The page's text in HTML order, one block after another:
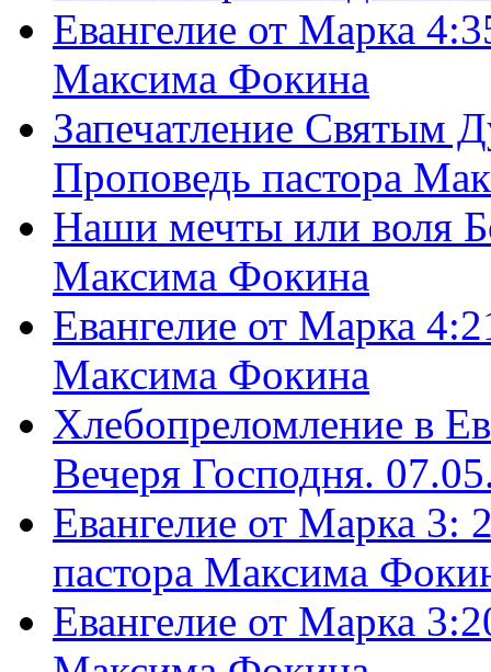
Евангелие от Марка
Максима Фокина
Запечатление Святым
Проповедь пастора
Наши мечты или воля
Максима Фокина
Евангелие от Марка
Максима Фокина
Хлебопреломление в
Вечеря Господня.
Евангелие от Марка 3:
пастора Максима
Евангелие от Марка